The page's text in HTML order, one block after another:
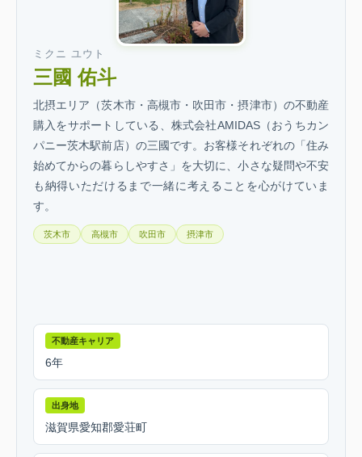
ミクニ ユウト
三國 佑斗
北摂エリア（茨木市・高槻市・吹田市・摂津市）の不動産
購入をサポートしている、株式会社AMIDAS（おうちカン
パニー茨木駅前店）の三國です。お客様それぞれの「住み
始めてからの暮らしやすさ」を大切に、小さな疑問や不安
も納得いただけるまで一緒に考えることを心がけていま
す。
茨木市 高槻市 吹田市 摂津市
不動産キャリア
6年
出身地
滋賀県愛知郡愛荘町